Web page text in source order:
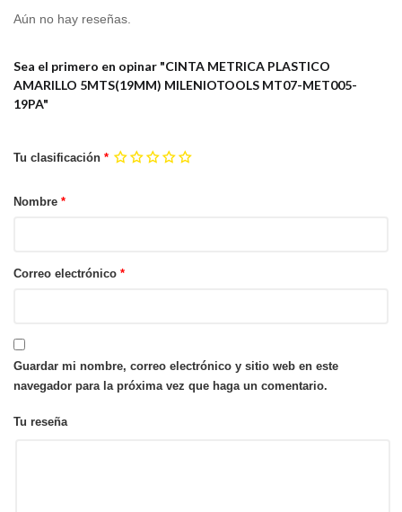
Aún no hay reseñas.
Sea el primero en opinar "CINTA METRICA PLASTICO
AMARILLO 5MTS(19MM) MILENIOTOOLS MT07-MET005-
19PA"
Tu clasificación *
Tu reseña
Nombre *
Correo electrónico *
Guardar mi nombre, correo electrónico y sitio web en este
navegador para la próxima vez que haga un comentario.